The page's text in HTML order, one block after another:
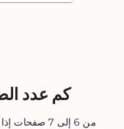
كم عدد الصفحات
من 6 إلى 7